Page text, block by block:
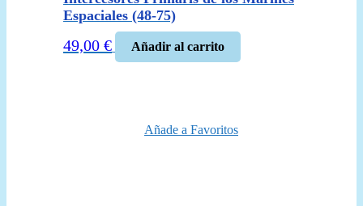
Espaciales (48-75)
49,00 € Añadir al carrito
Añade a Favoritos